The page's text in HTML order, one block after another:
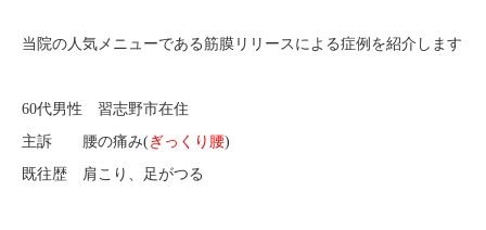
当院の人気メニューである筋膜リリースによる症例を紹介します
60代男性 習志野市在住
主訴 腰の痛み(ぎっくり腰)
既往歴 肩こり、足がつる